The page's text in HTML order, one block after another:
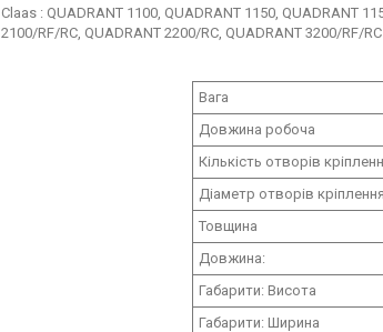
Claas : QUADRANT 1100, QUADRANT 1150, QUADRANT
2100/RF/RC, QUADRANT 2200/RC, QUADRANT 3200/RF/RC
Вага
Довжина робоча
Кількість отворів
Діаметр отворів кріплення
Товщина
Довжина:
Габарити: Висота
Габарити: Ширина